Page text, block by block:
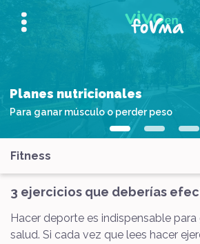
Planes nutricionales
Para ganar músculo o perder peso
Fitness
3 ejercicios que deberías
Hacer deporte es indispensable
salud. Si cada vez que lees hacer